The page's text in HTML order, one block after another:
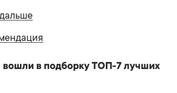
вошли в подборку ТОП-7 лучших